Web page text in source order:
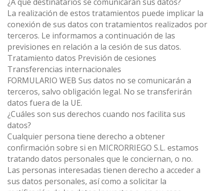
¿A qué destinatarios se comunicarán sus datos?
La realización de estos tratamientos puede implicar la
conexión de sus datos con tratamientos realizados por
terceros. Le informamos a continuación de las
previsiones en relación a la cesión de sus datos.
Tratamiento datos Previsión de cesiones
Transferencias internacionales
FORMULARIO WEB Sus datos no se comunicarán a
terceros, salvo obligación legal. No se transferirán
datos fuera de la UE.
¿Cuáles son sus derechos cuando nos facilita sus
datos?
Cualquier persona tiene derecho a obtener
confirmación sobre si en MICRORRIEGO S.L. estamos
tratando datos personales que le conciernan, o no.
Las personas interesadas tienen derecho a acceder a
sus datos personales, así como a solicitar la